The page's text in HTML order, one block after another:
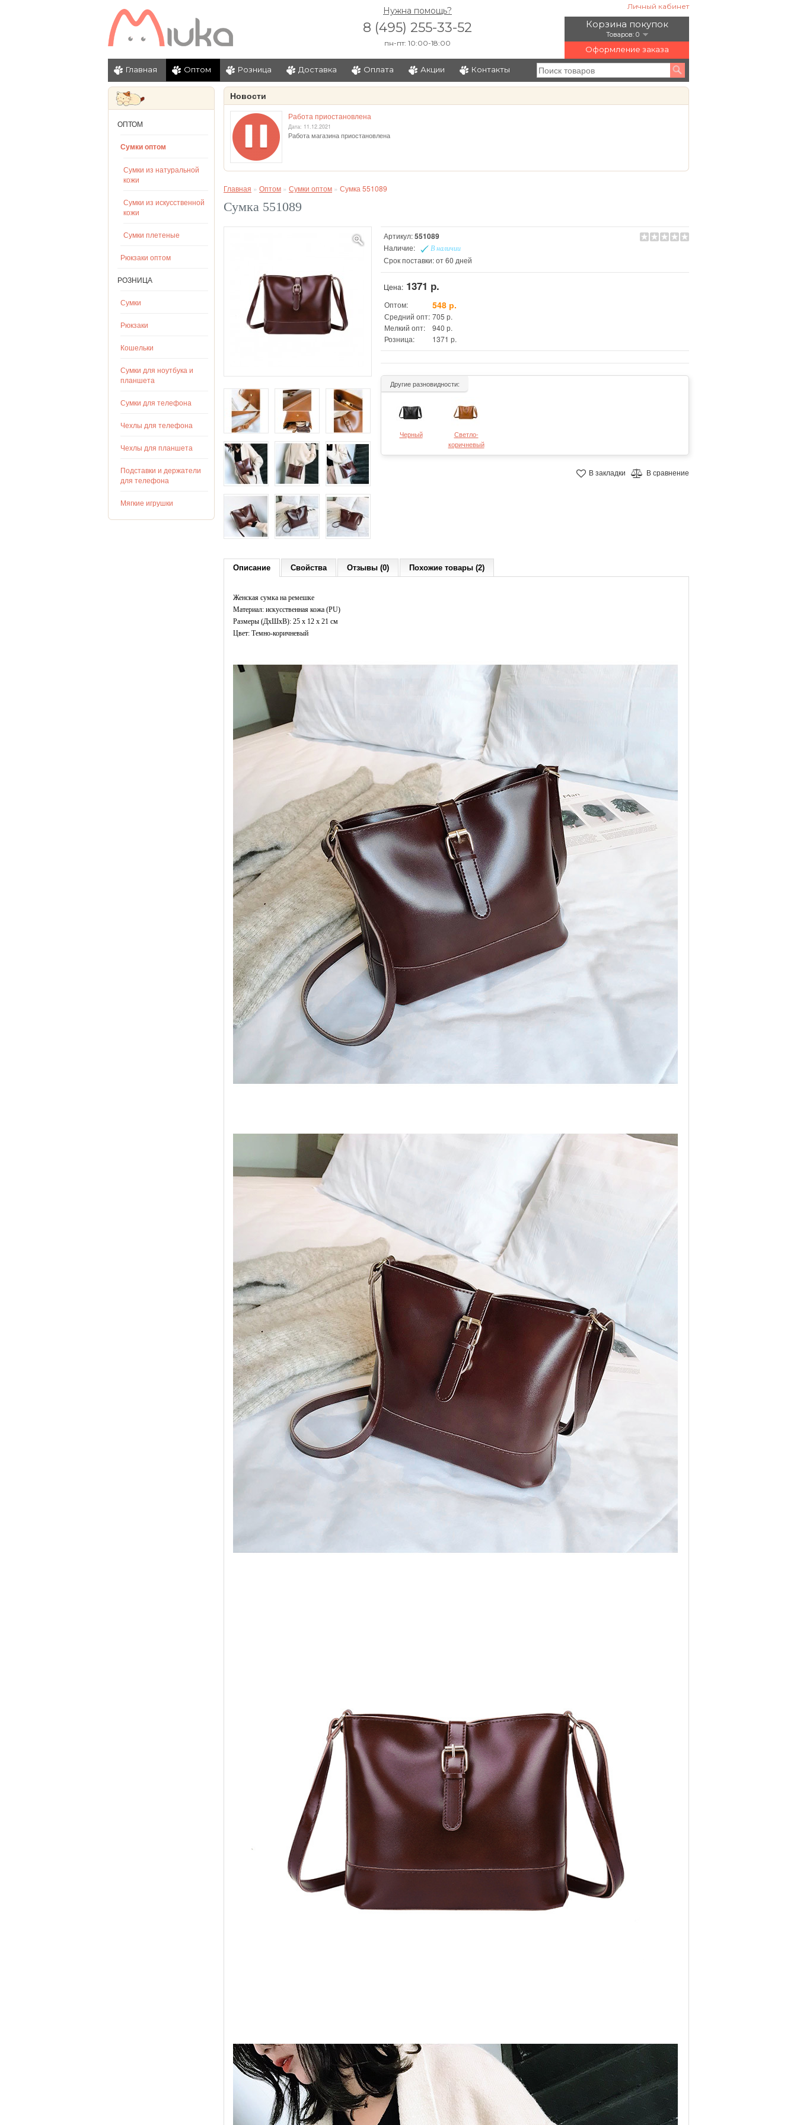
Личный кабинет
Корзина покупок
Товаров: 0
Оформление заказа
Нужна помощь?
8 (495) 255-33-52
пн-пт: 10:00-18:00
Главная Оптом Розница Доставка Оплата Акции Контакты
ОПТОМ
Сумки оптом
Сумки из натуральной
кожи
Сумки из искусственной
кожи
Сумки плетеные
Рюкзаки оптом
РОЗНИЦА
Сумки
Рюкзаки
Кошельки
Сумки для ноутбука и
планшета
Сумки для телефона
Чехлы для телефона
Чехлы для планшета
Подставки и держатели
для телефона
Мягкие игрушки
Новости
Работа приостановлена
Дата: 11.12.2021
Работа магазина приостановлена
Главная » Оптом » Сумки оптом » Сумка 551089
Сумка 551089
Артикул:551089
Наличие: В наличии
Срок поставки: от 60 дней
Цена: 1371 р.
Оптом: 548 р.
Средний опт: 705 р.
Мелкий опт:
940 р.
Розница:
1371 р.
Другие разновидности:
Черный
Светло-
коричневый
В закладки В сравнение
Описание Свойства Отзывы (0) Похожие товары (2)
Женская сумка на ремешке
Материал: искусственная кожа (PU)
Размеры (ДxШхВ): 25 x 12 x 21 см
Цвет: Темно-коричневый